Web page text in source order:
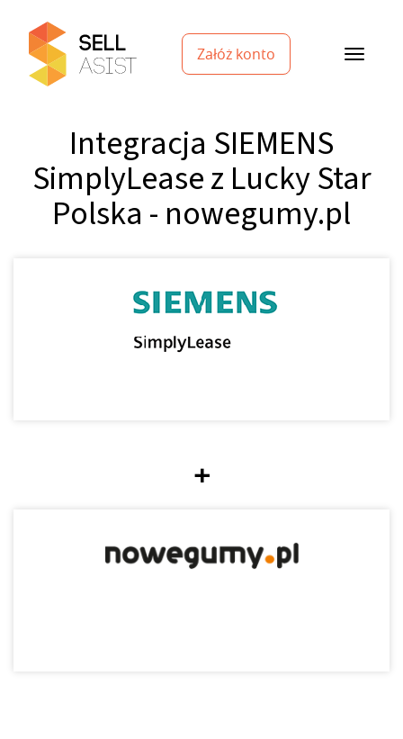
Załóż konto
Integracja SIEMENS
SimplyLease z Lucky Star
Polska - nowegumy.pl
+